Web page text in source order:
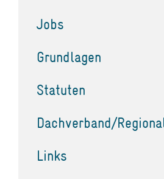
Jobs
Grundlagen
Statuten
Dachverband/
Links